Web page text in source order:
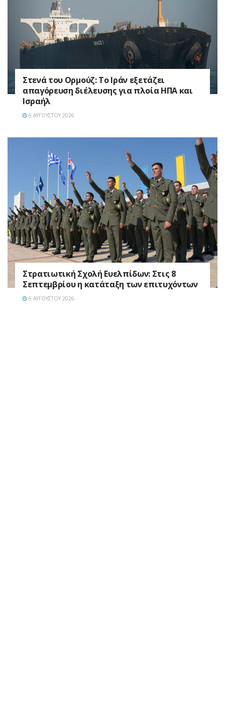
Στενά του Ορμούζ: Το Ιράν εξετάζει
απαγόρευση διέλευσης για πλοία ΗΠΑ και
Ισραήλ
6 ΑΥΓΟΎΣΤΟΥ 2026
Στρατιωτική Σχολή Ευελπίδων: Στις 8
Σεπτεμβρίου η κατάταξη των επιτυχόντων
6 ΑΥΓΟΎΣΤΟΥ 2026